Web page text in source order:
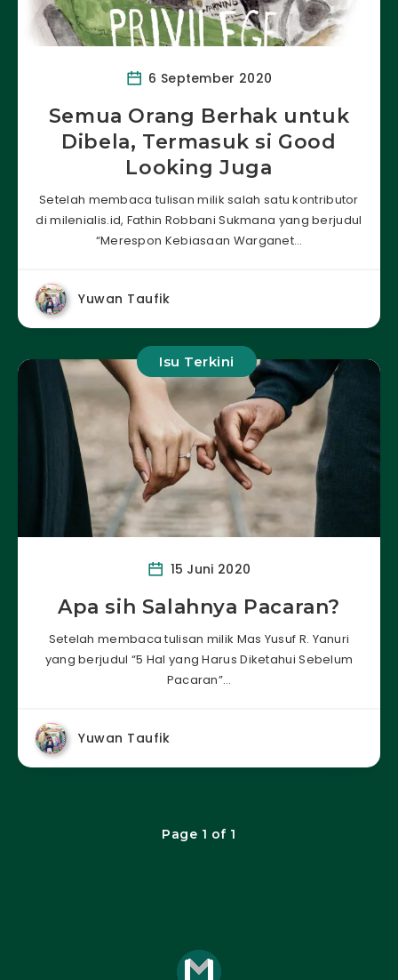
6 September 2020
Semua Orang Berhak untuk
Dibela, Termasuk si Good
Looking Juga
Setelah membaca tulisan milik salah satu kontributor
di milenialis.id, Fathin Robbani Sukmana yang berjudul
“Merespon Kebiasaan Warganet…
Yuwan Taufik
Isu Terkini
15 Juni 2020
Apa sih Salahnya Pacaran?
Setelah membaca tulisan milik Mas Yusuf R. Yanuri
yang berjudul “5 Hal yang Harus Diketahui Sebelum
Pacaran”…
Yuwan Taufik
Page 1 of 1